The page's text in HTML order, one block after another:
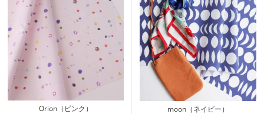
Orion（ピンク） moon（ネイビー）